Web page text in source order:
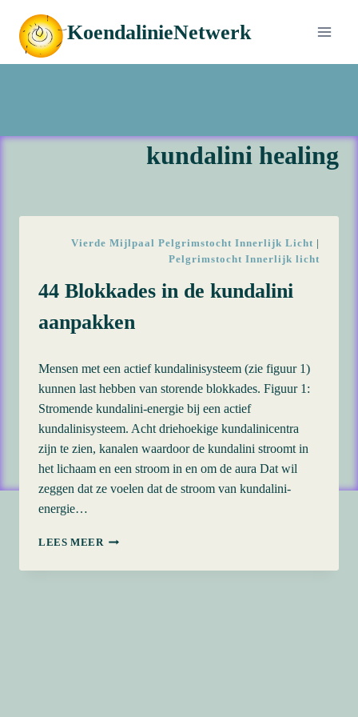
naar
inhoud
KoendalinieNetwerk
kundalini healing
Vierde Mijlpaal Pelgrimstocht Innerlijk Licht
Pelgrimstocht Innerlijk licht
44 Blokkades in de kundalini
aanpakken
Mensen met een actief kundalinisysteem (zie figuur 1)
kunnen last hebben van storende blokkades. Figuur 1:
Stromende kundalini-energie bij een actief
kundalinisysteem. Acht driehoekige kundalinicentra
zijn te zien, kanalen waardoor de kundalini stroomt in
het lichaam en een stroom in en om de aura Dat wil
zeggen dat ze voelen dat de stroom van kundalini-
energie…
LEES MEER 44
IN